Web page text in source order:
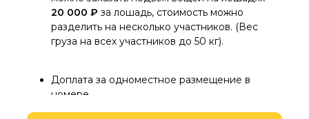
20 000 ₽ за лошадь, стоимость можно
разделить на несколько участников. (Вес
груза на всех участников до 50 кг).
Доплата за одноместное размещение в
номере.